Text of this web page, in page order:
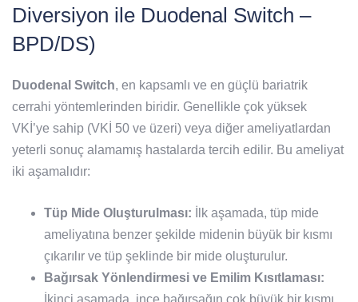
Diversiyon ile Duodenal Switch –
BPD/DS)
Duodenal Switch, en kapsamlı ve en güçlü bariatrik
cerrahi yöntemlerinden biridir. Genellikle çok yüksek
VKİ’ye sahip (VKİ 50 ve üzeri) veya diğer ameliyatlardan
yeterli sonuç alamamış hastalarda tercih edilir. Bu ameliyat
iki aşamalıdır:
Tüp Mide Oluşturulması: İlk aşamada, tüp mide
ameliyatına benzer şekilde midenin büyük bir kısmı
çıkarılır ve tüp şeklinde bir mide oluşturulur.
Bağırsak Yönlendirmesi ve Emilim Kısıtlaması: